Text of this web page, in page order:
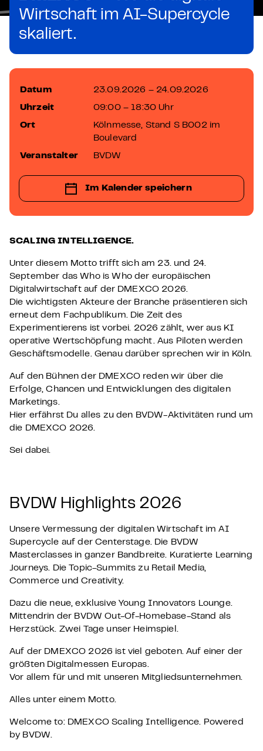
Wirtschaft im AI-Supercycle
skaliert.
SCALING INTELLIGENCE.
Unter diesem Motto trifft sich am 23. und 24.
September das Who is Who der europäischen
Digitalwirtschaft auf der DMEXCO 2026.
Die wichtigsten Akteure der Branche präsentieren sich
erneut dem Fachpublikum. Die Zeit des
Experimentierens ist vorbei. 2026 zählt, wer aus KI
operative Wertschöpfung macht. Aus Piloten werden
Geschäftsmodelle. Genau darüber sprechen wir in Köln.
Auf den Bühnen der DMEXCO reden wir über die
Erfolge, Chancen und Entwicklungen des digitalen
Marketings.
Hier erfährst Du alles zu den BVDW-Aktivitäten rund um
die DMEXCO 2026.
Sei dabei.
Datum 23.09.2026 – 24.09.2026
Uhrzeit 09:00 – 18:30 Uhr
Ort
Kölnmesse, Stand S B002 im
Boulevard
Veranstalter BVDW
Im Kalender speichern
BVDW Highlights 2026
Unsere Vermessung der digitalen Wirtschaft im AI
Supercycle auf der Centerstage. Die BVDW
Masterclasses in ganzer Bandbreite. Kuratierte Learning
Journeys. Die Topic-Summits zu Retail Media,
Commerce und Creativity.
Dazu die neue, exklusive Young Innovators Lounge.
Mittendrin der BVDW Out-Of-Homebase-Stand als
Herzstück. Zwei Tage unser Heimspiel.
Auf der DMEXCO 2026 ist viel geboten. Auf einer der
größten Digitalmessen Europas.
Vor allem für und mit unseren Mitgliedsunternehmen.
Alles unter einem Motto.
Welcome to: DMEXCO Scaling Intelligence. Powered
by BVDW.